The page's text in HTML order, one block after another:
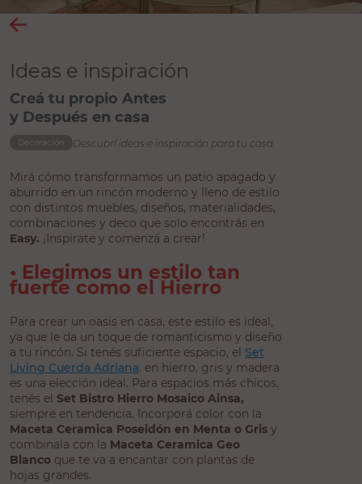
Ideas e inspiración
Creá tu propio Antes
y Después en casa
Descubrí ideas e inspiración para tu casa
Mirá cómo transformamos un patio apagado y
aburrido en un rincón moderno y lleno de estilo
con distintos muebles, diseños, materialidades,
combinaciones y deco que solo encontrás en
Easy. ¡Inspirate y comenzá a crear!
• Elegimos un estilo tan
fuerte como el Hierro
Para crear un oasis en casa, este estilo es ideal,
ya que le da un toque de romanticismo y diseño
a tu rincón. Si tenés suficiente espacio, el Set
Living Cuerda Adriana. en hierro, gris y madera
es una elección ideal. Para espacios más chicos,
tenés el Set Bistro Hierro Mosaico Ainsa,
siempre en tendencia. Incorporá color con la
Maceta Ceramica Poseidón en Menta o Gris y
combinala con la Maceta Ceramica Geo
Blanco que te va a encantar con plantas de
hojas grandes.